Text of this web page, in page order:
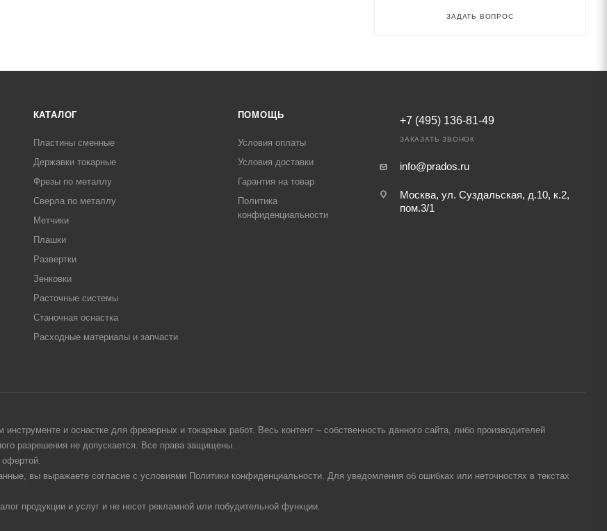
ЗАДАТЬ ВОПРОС
КАТАЛОГ
Пластины сменные
Державки токарные
Фрезы по металлу
Сверла по металлу
Метчики
Плашки
Развертки
Зенковки
Расточные системы
Станочная оснастка
Расходные материалы и запчасти
ПОМОЩЬ
Условия оплаты
Условия доставки
Гарантия на товар
Политика
конфиденциальности
+7 (495) 136-81-49
ЗАКАЗАТЬ ЗВОНОК
info@prados.ru
Москва, ул. Суздальская, д.10, к.2,
пом.3/1
и оснастке для фрезерных и токарных работ. Весь контент – собственность данного сайта, либо производителей
разрешения не допускается. Все права защищены.
офертой.
вы выражаете согласие с условиями Политики конфиденциальности. Для уведомления об ошибках или неточностях в текстах
продукции и услуг и не несет рекламной или побудительной функции.